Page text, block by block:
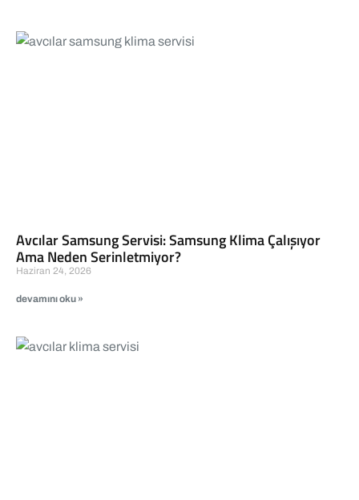
Avcılar Samsung Servisi: Samsung Klima Çalışıyor
Ama Neden Serinletmiyor?
Haziran 24, 2026
devamını oku »